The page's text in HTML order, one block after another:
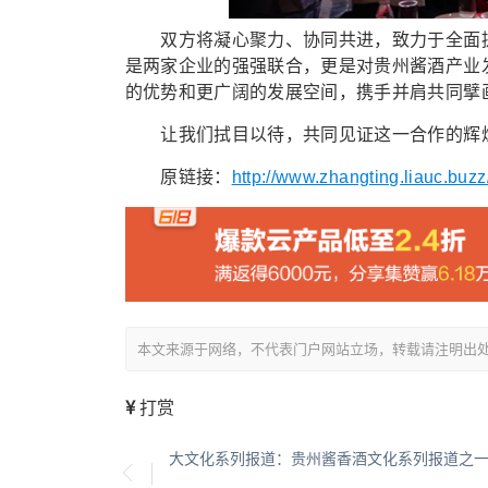
双方将凝心聚力、协同共进，致力于全面
是两家企业的强强联合，更是对贵州酱酒产
的优势和更广阔的发展空间，携手并肩共同
让我们拭目以待，共同见证这一合作的辉
原链接： http://
本文来源于网络，不代表门户网站立场，转载请注明出
打赏
大文化系列报道：贵州酱香酒文化系列报道之一